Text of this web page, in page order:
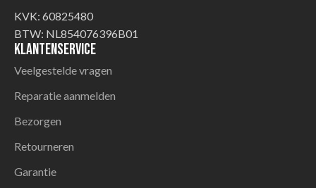
KVK: 60825480
BTW: NL854076396B01
Klantenservice
Veelgestelde vragen
Reparatie aanmelden
Bezorgen
Retourneren
Garantie